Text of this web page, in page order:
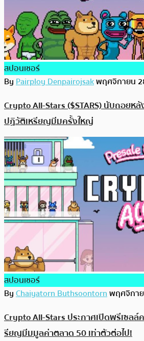
สปอนเซอร์
ByPairploy Denpairojsakพฤศจิกายน
Crypto All-Stars ($STARS) นับถอยห
ปฏิวัติเหรียญมีมครั้งใหญ่
สปอนเซอร์
ByChaiyatorn Buthsoontornพฤศจิกา
Crypto All-Stars ประกาศเปิดพรีเซลล์
รียญมีมมูลค่าตลาด 50 เท่าตัวต่อไป!